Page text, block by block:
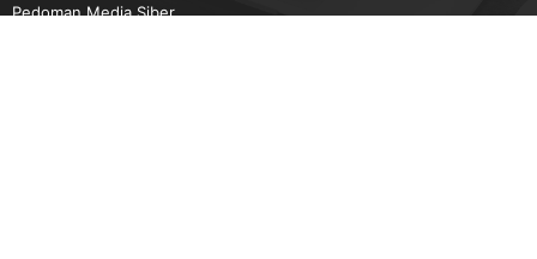
Pedoman Media Siber